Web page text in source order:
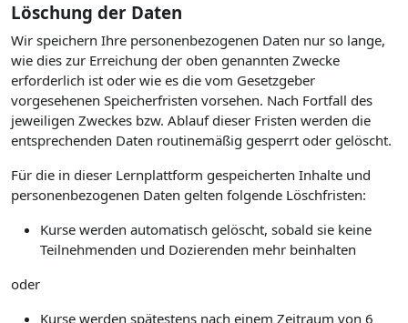
Löschung der Daten
Wir speichern Ihre personenbezogenen Daten nur so lange,
wie dies zur Erreichung der oben genannten Zwecke
erforderlich ist oder wie es die vom Gesetzgeber
vorgesehenen Speicherfristen vorsehen. Nach Fortfall des
jeweiligen Zweckes bzw. Ablauf dieser Fristen werden die
entsprechenden Daten routinemäßig gesperrt oder gelöscht.
Für die in dieser Lernplattform gespeicherten Inhalte und
personenbezogenen Daten gelten folgende Löschfristen:
Kurse werden automatisch gelöscht, sobald sie keine
Teilnehmenden und Dozierenden mehr beinhalten
oder
Kurse werden spätestens nach einem Zeitraum von 6